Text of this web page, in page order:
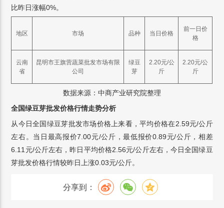
比昨日涨幅0%。
地区 市场 品种 当日价格
前一日价
格
云南
省
昆明市王旗营蔬菜批发市场有限
公司
绿豆
芽
2.20元/公
斤
2.20元/公
斤
数据来源：中商产业研究院整理
全国绿豆芽批发价格行情走势分析
从今日全国绿豆芽批发市场价格上来看，平均价格在2.59元/公斤
左右。当日最高报价7.00元/公斤，最低报价0.89元/公斤，相差
6.11元/公斤左右，昨日平均价格2.56元/公斤左右，今日全国绿豆
芽批发价格行情较昨日上涨0.03元/公斤。
分享到：